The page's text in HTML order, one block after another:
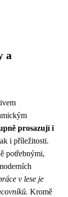
a
prosazují i
i příležitosti.
potřebnými,
v lese je
Kromě